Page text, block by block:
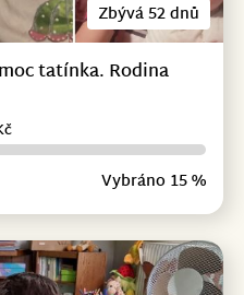
Zbývá 52 dnů
tatínka. Rodina
Vybráno 15 %